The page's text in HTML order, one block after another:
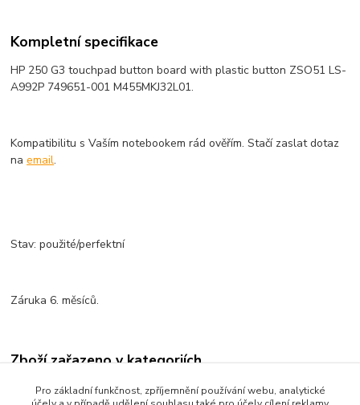
Kompletní specifikace
HP 250 G3 touchpad button board with plastic button ZSO51 LS-
A992P 749651-001 M455MKJ32L01.
Kompatibilitu s Vaším notebookem rád ověřím. Stačí zaslat dotaz
naemail.
Stav: použité/perfektní
Záruka 6. měsíců.
Zboží zařazeno v kategoriích
Klávesnice
Pro základní funkčnost, zpříjemnění používání webu, analytické